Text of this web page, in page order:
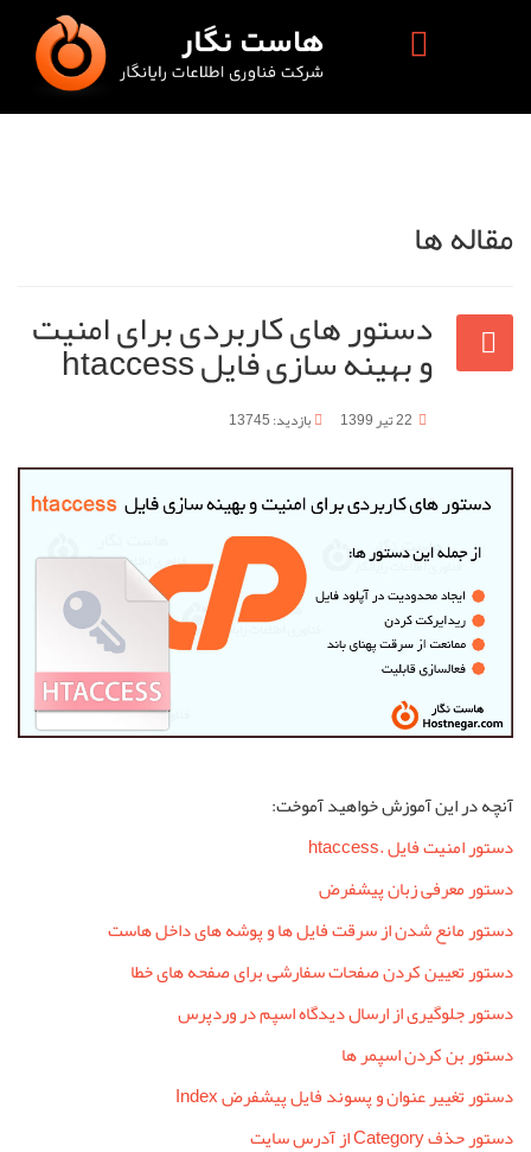
مقاله ها
دستور های کاربردی برای امنیت
و بهینه سازی فایل htaccess
22 تیر 1399 بازدید: 13745
آنچه در این آموزش خواهید آموخت:
دستور امنیت فایل .htaccess
دستور معرفی زبان پیشفرض
دستور مانع شدن از سرقت فایل ها و پوشه های داخل هاست
دستور تعیین کردن صفحات سفارشی برای صفحه های خطا
دستور جلوگیری از ارسال دیدگاه اسپم در وردپرس
دستور بن کردن اسپمر ها
دستور تغییر عنوان و پسوند فایل پیشفرض Index
دستور حذف Category از آدرس سایت